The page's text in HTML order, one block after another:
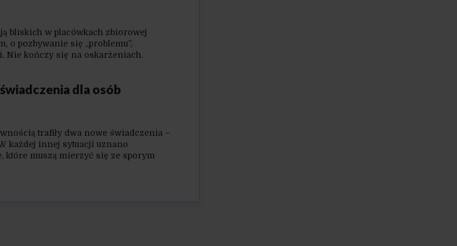
bliskich w placówkach zbiorowej
o pozbywanie się „problemu”,
kończy się na oskarżeniach.
dla osób
trafiły dwa nowe świadczenia –
każdej innej sytuacji uznano
które muszą mierzyć się ze sporym